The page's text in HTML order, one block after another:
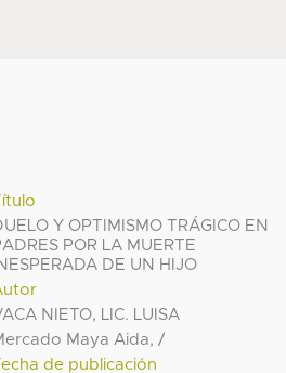
Y OPTIMISMO TRÁGICO EN
POR LA MUERTE
DE UN HIJO
NIETO, LIC. LUISA
Maya Aida, /
de publicación